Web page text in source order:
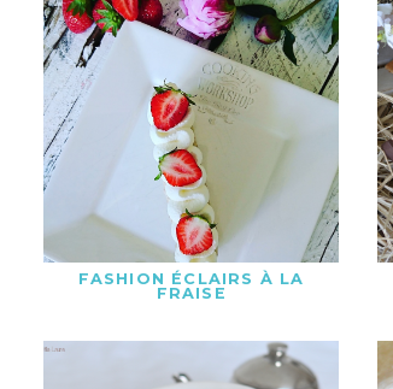
FASHION ÉCLAIRS À LA
FRAISE